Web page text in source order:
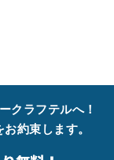
クラフテルへ！
約束します。